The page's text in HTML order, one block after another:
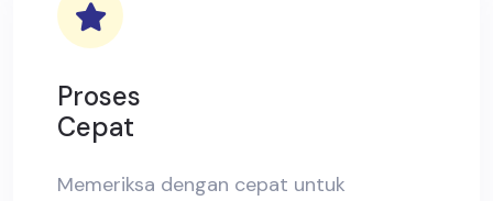
Proses
Cepat
Memeriksa dengan cepat untuk